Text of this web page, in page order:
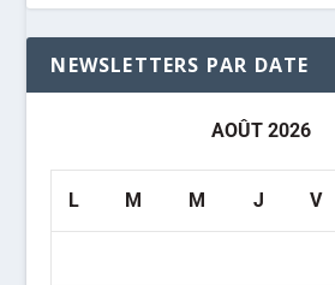
NEWSLETTERS PAR DATE
AOÛT 2026
L M M J V